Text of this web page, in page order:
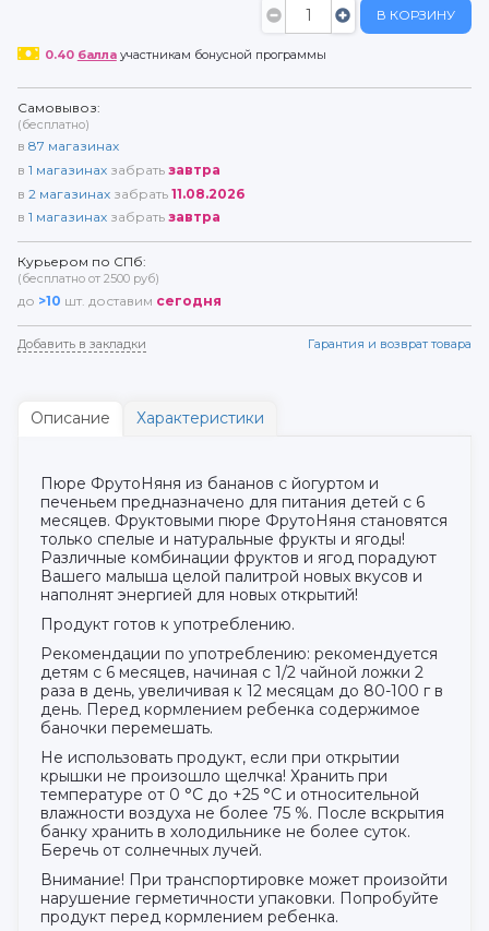
В КОРЗИНУ
0.40 баллаучастникам бонусной программы
Самовывоз:
(бесплатно)
в 87 магазинах
в 1 магазинах забрать завтра
в 2 магазинах забрать 11.08.2026
в 1 магазинах забрать завтра
Курьером по СПб:
(бесплатно от 2500 руб)
до >10 шт. доставим сегодня
Добавить в закладки Гарантия и возврат товара
Описание Характеристики
Пюре ФрутоНяня из бананов с йогуртом и
печеньем предназначено для питания детей с 6
месяцев. Фруктовыми пюре ФрутоНяня становятся
только спелые и натуральные фрукты и ягоды!
Различные комбинации фруктов и ягод порадуют
Вашего малыша целой палитрой новых вкусов и
наполнят энергией для новых открытий!
Продукт готов к употреблению.
Рекомендации по употреблению: рекомендуется
детям с 6 месяцев, начиная с 1/2 чайной ложки 2
раза в день, увеличивая к 12 месяцам до 80-100 г в
день. Перед кормлением ребенка содержимое
баночки перемешать.
Не использовать продукт, если при открытии
крышки не произошло щелчка! Хранить при
температуре от 0 °С до +25 °С и относительной
влажности воздуха не более 75 %. После вскрытия
банку хранить в холодильнике не более суток.
Беречь от солнечных лучей.
Внимание! При транспортировке может произойти
нарушение герметичности упаковки. Попробуйте
продукт перед кормлением ребенка.